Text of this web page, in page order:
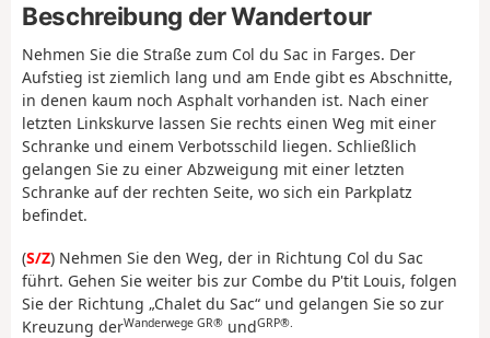
Beschreibung der Wandertour
Nehmen Sie die Straße zum Col du Sac in Farges. Der
Aufstieg ist ziemlich lang und am Ende gibt es Abschnitte,
in denen kaum noch Asphalt vorhanden ist. Nach einer
letzten Linkskurve lassen Sie rechts einen Weg mit einer
Schranke und einem Verbotsschild liegen. Schließlich
gelangen Sie zu einer Abzweigung mit einer letzten
Schranke auf der rechten Seite, wo sich ein Parkplatz
befindet.
(S/Z) Nehmen Sie den Weg, der in Richtung Col du Sac
führt. Gehen Sie weiter bis zur Combe du P'tit Louis, folgen
Sie der Richtung „Chalet du Sac“ und gelangen Sie so zur
Kreuzung derWanderwege GR® undGRP®.